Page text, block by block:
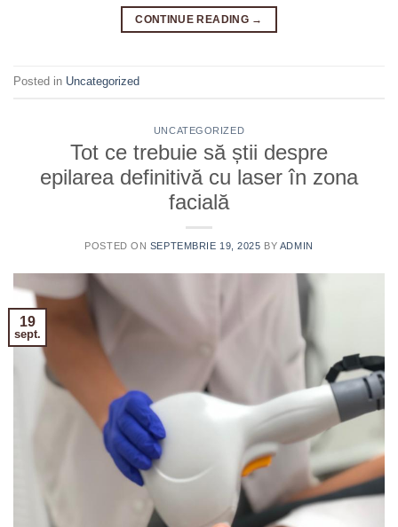
CONTINUE READING →
Posted in Uncategorized
UNCATEGORIZED
Tot ce trebuie să știi despre
epilarea definitivă cu laser în zona
facială
POSTED ON SEPTEMBRIE 19, 2025 BY ADMIN
19
sept.